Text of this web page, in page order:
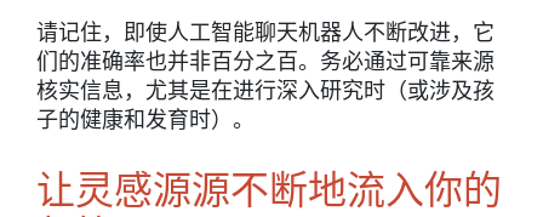
请记住，即使人工智能聊天机器人不断改进，它
们的准确率也并非百分之百。务必通过可靠来源
核实信息，尤其是在进行深入研究时（或涉及孩
子的健康和发育时）。
让灵感源源不断地流入你的